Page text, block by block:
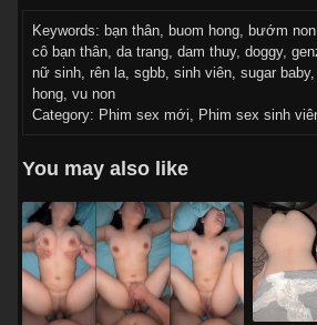
Keywords: bạn thân buom hong bướm non
cô bạn thân da trang dam thuy, doggy,
nữ sinh rên la sgbb sinh viên sugar baby,
hong vu non
Category: Phim sex mới Phim sex sinh
You may also like